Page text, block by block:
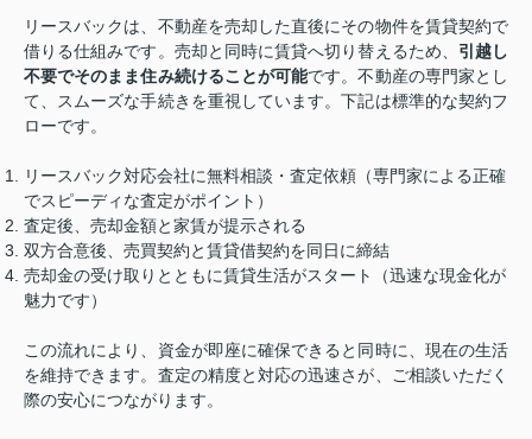
リースバックは、不動産を売却した直後にその物件を賃貸契約で
借りる仕組みです。売却と同時に賃貸へ切り替えるため、 引越し
不要でそのまま住み続けることが可能です。不動産の専門家とし
て、スムーズな手続きを重視しています。下記は標準的な契約フ
ローです。
リースバック対応会社に無料相談・査定依頼（専門家による正確
でスピーディな査定がポイント）
査定後、売却金額と家賃が提示される
双方合意後、売買契約と賃貸借契約を同日に締結
売却金の受け取りとともに賃貸生活がスタート（迅速な現金化が
魅力です）
この流れにより、資金が即座に確保できると同時に、現在の生活
を維持できます。査定の精度と対応の迅速さが、ご相談いただく
際の安心につながります。